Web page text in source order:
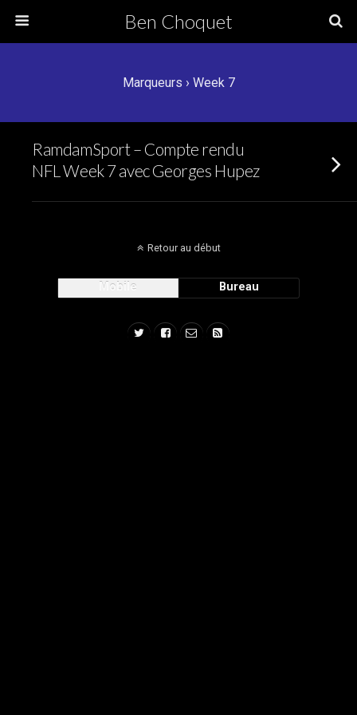
Ben Choquet
Marqueurs › Week 7
RamdamSport – Compte rendu
NFL Week 7 avec Georges Hupez
Retour au début
Mobile Bureau